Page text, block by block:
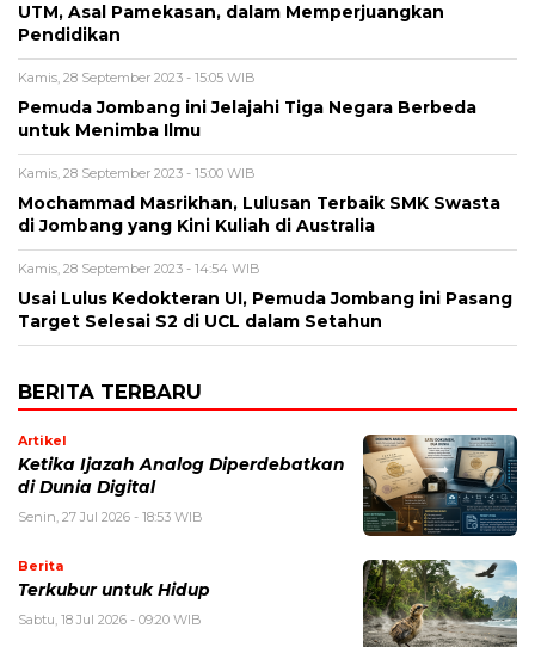
UTM, Asal Pamekasan, dalam Memperjuangkan
Pendidikan
Kamis, 28 September 2023 - 15:05 WIB
Pemuda Jombang ini Jelajahi Tiga Negara Berbeda
untuk Menimba Ilmu
Kamis, 28 September 2023 - 15:00 WIB
Mochammad Masrikhan, Lulusan Terbaik SMK Swasta
di Jombang yang Kini Kuliah di Australia
Kamis, 28 September 2023 - 14:54 WIB
Usai Lulus Kedokteran UI, Pemuda Jombang ini Pasang
Target Selesai S2 di UCL dalam Setahun
BERITA TERBARU
Artikel
Ketika Ijazah Analog Diperdebatkan
di Dunia Digital
Senin, 27 Jul 2026 - 18:53 WIB
Berita
Terkubur untuk Hidup
Sabtu, 18 Jul 2026 - 09:20 WIB